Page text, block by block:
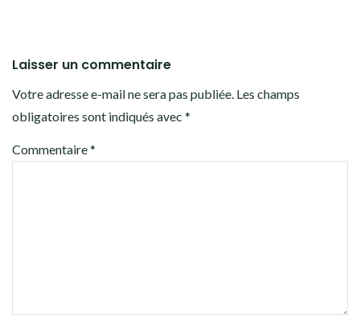
Laisser un commentaire
Votre adresse e-mail ne sera pas publiée. Les champs
obligatoires sont indiqués avec *
Commentaire*